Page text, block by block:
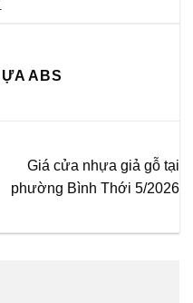
ABS
Giá cửa nhựa giả gỗ tại
phường Bình Thới 5/2026